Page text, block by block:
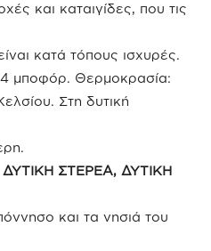
και καταιγίδες, που τις
κατά τόπους ισχυρές.
4 μποφόρ. Θερμοκρασία:
Στη δυτική
ΣΤΕΡΕΑ, ΔΥΤΙΚΗ
και τα νησιά του